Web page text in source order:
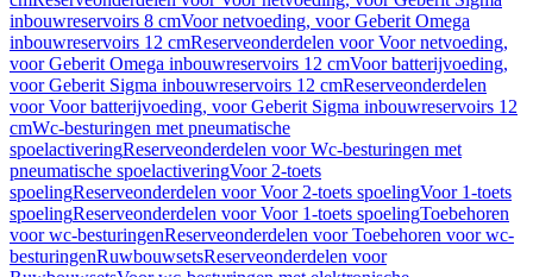
inbouwreservoirs 8 cmVoor netvoeding, voor Geberit Omega
inbouwreservoirs 12 cmReserveonderdelen voor Voor netvoeding,
voor Geberit Omega inbouwreservoirs 12 cmVoor batterijvoeding,
voor Geberit Sigma inbouwreservoirs 12 cmReserveonderdelen
voor Voor batterijvoeding, voor Geberit Sigma inbouwreservoirs 12
cmWc-besturingen met pneumatische
spoelactiveringReserveonderdelen voor Wc-besturingen met
pneumatische spoelactiveringVoor 2-toets
spoelingReserveonderdelen voor Voor 2-toets spoelingVoor 1-toets
spoelingReserveonderdelen voor Voor 1-toets spoelingToebehoren
voor wc-besturingenReserveonderdelen voor Toebehoren voor wc-
besturingenRuwbouwsetsReserveonderdelen voor